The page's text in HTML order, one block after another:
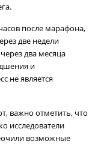
после марафона,
две недели
два месяца
и
не является
важно отметить, что
исследователи
возможные